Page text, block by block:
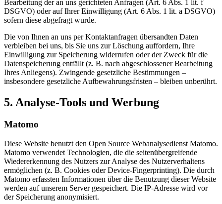
Bearbeitung der an uns gerichteten Anfragen (Art. 6 Abs. 1 lit. f
DSGVO) oder auf Ihrer Einwilligung (Art. 6 Abs. 1 lit. a DSGVO)
sofern diese abgefragt wurde.
Die von Ihnen an uns per Kontaktanfragen übersandten Daten
verbleiben bei uns, bis Sie uns zur Löschung auffordern, Ihre
Einwilligung zur Speicherung widerrufen oder der Zweck für die
Datenspeicherung entfällt (z. B. nach abgeschlossener Bearbeitung
Ihres Anliegens). Zwingende gesetzliche Bestimmungen –
insbesondere gesetzliche Aufbewahrungsfristen – bleiben unberührt.
5. Analyse-Tools und Werbung
Matomo
Diese Website benutzt den Open Source Webanalysedienst Matomo.
Matomo verwendet Technologien, die die seitenübergreifende
Wiedererkennung des Nutzers zur Analyse des Nutzerverhaltens
ermöglichen (z. B. Cookies oder Device-Fingerprinting). Die durch
Matomo erfassten Informationen über die Benutzung dieser Website
werden auf unserem Server gespeichert. Die IP-Adresse wird vor
der Speicherung anonymisiert.